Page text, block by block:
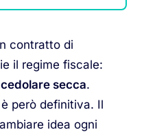
contratto di
il regime fiscale:
cedolare secca.
però definitiva. Il
idea ogni